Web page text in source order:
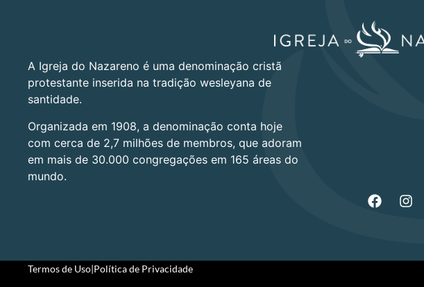
A Igreja do Nazareno é uma denominação cristã
protestante inserida na tradição wesleyana de
santidade.
Organizada em 1908, a denominação conta hoje
com cerca de 2,7 milhões de membros, que adoram
em mais de 30.000 congregações em 165 áreas do
mundo.
Termos de Uso|Política de Privacidade